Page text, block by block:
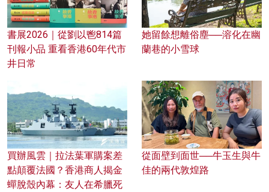
書展2026｜從劉以鬯814篇
刊報小品 重看香港60年代市
井日常
她留餘想離俗塵──溶化在幽
蘭巷的小雪球
買辦風雲｜拉法葉軍購案差
點顛覆法國？香港商人揭金
蟬脫殼內幕：友人在希臘死
從面壁到面世──牛玉生與牛
佳的兩代敦煌路